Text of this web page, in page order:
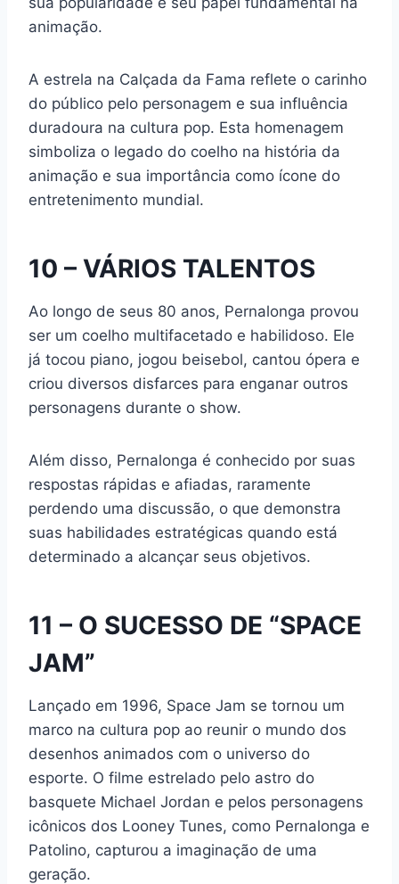
animação.
A estrela na Calçada da Fama reflete o carinho
do público pelo personagem e sua influência
duradoura na cultura pop. Esta homenagem
simboliza o legado do coelho na história da
animação e sua importância como ícone do
entretenimento mundial.
10 – VÁRIOS TALENTOS
Ao longo de seus 80 anos, Pernalonga provou
ser um coelho multifacetado e habilidoso. Ele
já tocou piano, jogou beisebol, cantou ópera e
criou diversos disfarces para enganar outros
personagens durante o show.
Além disso, Pernalonga é conhecido por suas
respostas rápidas e afiadas, raramente
perdendo uma discussão, o que demonstra
suas habilidades estratégicas quando está
determinado a alcançar seus objetivos.
11 – O SUCESSO DE “SPACE
JAM”
Lançado em 1996, Space Jam se tornou um
marco na cultura pop ao reunir o mundo dos
desenhos animados com o universo do
esporte. O filme estrelado pelo astro do
basquete Michael Jordan e pelos personagens
icônicos dos Looney Tunes, como Pernalonga e
Patolino, capturou a imaginação de uma
geração.